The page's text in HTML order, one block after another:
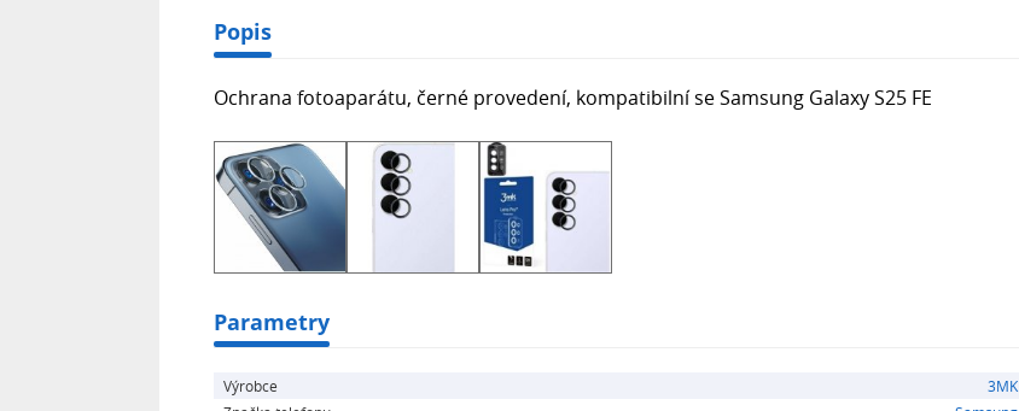
Popis
Ochrana fotoaparátu, černé provedení, kompatibilní se Samsung Galaxy S25 FE
Parametry
Výrobce
3MK